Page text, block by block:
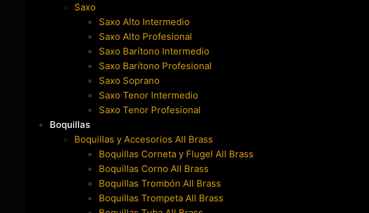
Saxo
Saxo Alto Intermedio
Saxo Alto Profesional
Saxo Barítono Intermedio
Saxo Barítono Profesional
Saxo Soprano
Saxo Tenor Intermedio
Saxo Tenor Profesional
Boquillas
Boquillas y Accesorios All Brass
Boquillas Corneta y Flugel All Brass
Boquillas Corno All Brass
Boquillas Trombón All Brass
Boquillas Trompeta All Brass